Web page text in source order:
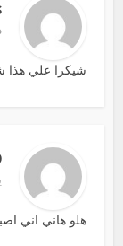
شيكرا علي
هلو هاني اني